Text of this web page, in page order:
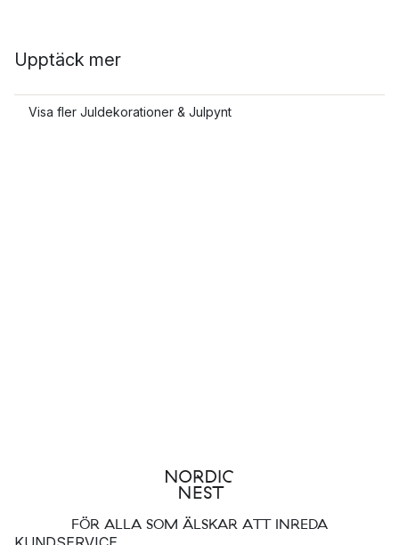
Upptäck mer
Visa fler Juldekorationer & Julpynt
FÖR ALLA SOM ÄLSKAR ATT INREDA